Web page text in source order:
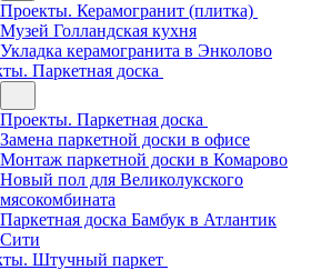
Проекты. Керамогранит (плитка)
Музей Голландская кухня
Укладка керамогранита в Энколово
Паркетная доска
Проекты. Паркетная доска
Замена паркетной доски в офисе
Монтаж паркетной доски в Комарово
Новый пол для Великолукского
мясокомбината
Паркетная доска Бамбук в Атлантик
Сити
Штучный паркет